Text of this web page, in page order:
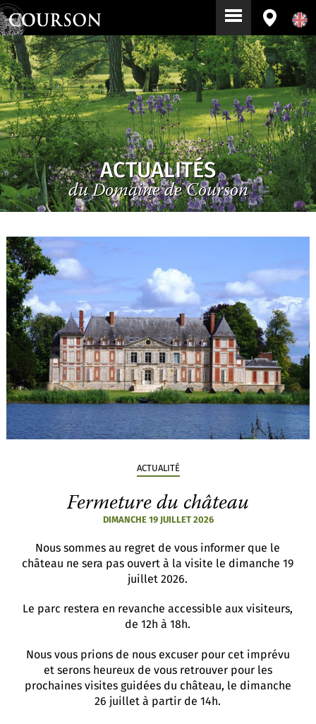
ACTUALITÉS
du Domaine de Courson
ACTUALITÉ
Fermeture du château
DIMANCHE 19 JUILLET 2026
Nous sommes au regret de vous informer que le
château ne sera pas ouvert à la visite le dimanche 19
juillet 2026.
Le parc restera en revanche accessible aux visiteurs,
de 12h à 18h.
Nous vous prions de nous excuser pour cet imprévu
et serons heureux de vous retrouver pour les
prochaines visites guidées du château, le dimanche
26 juillet à partir de 14h.